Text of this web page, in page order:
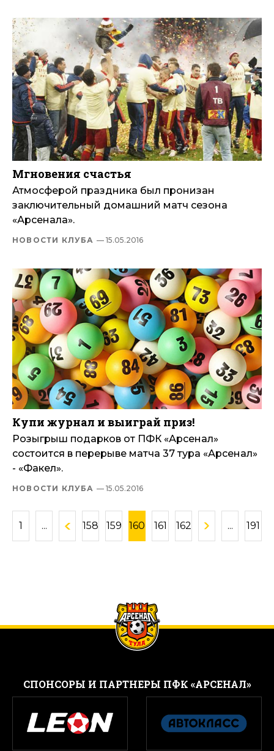
Мгновения счастья
Атмосферой праздника был пронизан
заключительный домашний матч сезона
«Арсенала».
НОВОСТИ КЛУБА — 15.05.2016
Купи журнал и выиграй приз!
Розыгрыш подарков от ПФК «Арсенал»
состоится в перерыве матча 37 тура «Арсенал»
- «Факел».
НОВОСТИ КЛУБА — 15.05.2016
1 ... 158 159 160 161 162 ... 191
CПОНСОРЫ И ПАРТНЕРЫ ПФК «АРСЕНАЛ»